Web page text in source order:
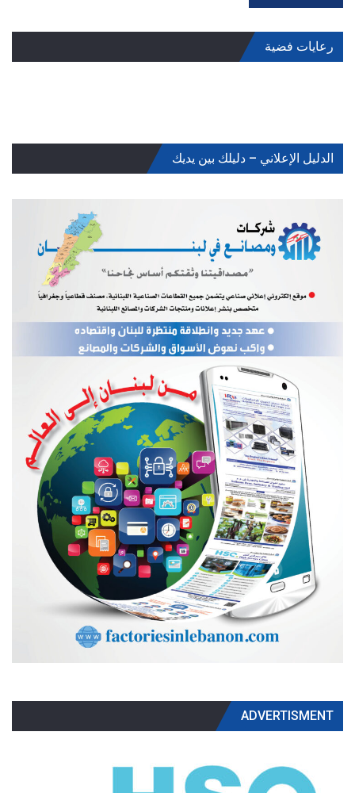
رعايات فضية
الدليل الإعلاني – دليلك بين يديك
ADVERTISMENT